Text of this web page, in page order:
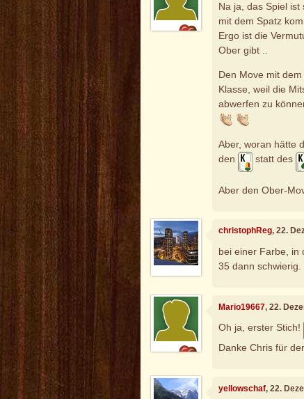
Na ja, das Spiel
mit dem Spatz
Ergo ist die
Ober gibt ..
Den Move mit
Klasse, weil die
abwerfen zu
Aber, woran hätte
den
statt des
Aber den Ober-
christophReg, 22.
bei einer Farbe, in
35 dann schwierig.
Mario19667, 22.
Oh ja, erster Stich!
Danke Chris für
yellowschaf, 22.